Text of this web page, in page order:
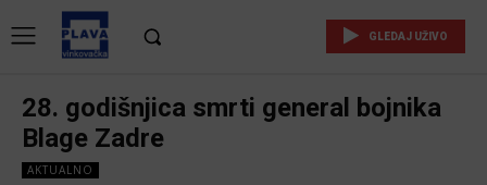
GLEDAJ UŽIVO
28. godišnjica smrti general bojnika
Blage Zadre
AKTUALNO